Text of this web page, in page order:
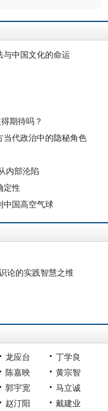
中国文化的命运
期待吗？
代政治中的隐秘角色
内部沦陷
定性
中国高空气球
论的实践智慧之维
龙应台
丁学良
陈嘉映
黄宗智
郭宇宽
马立诚
赵汀阳 戴建业